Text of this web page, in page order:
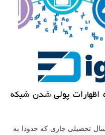
پولی شدن شبكه
تحصیلی جاری که حدودا به